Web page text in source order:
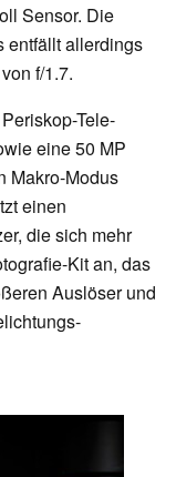
Sensor. Die
entfällt allerdings
f/1.7.
Tele-
eine 50 MP
Makro-Modus
einen
die sich mehr
Kit an, das
Auslöser und